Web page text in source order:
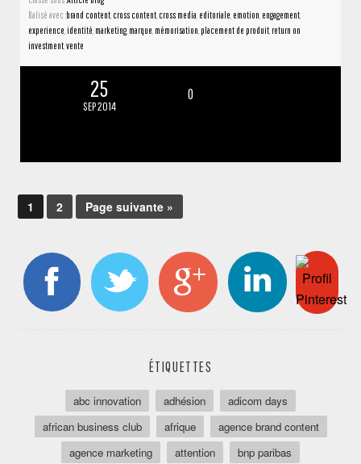
Balisé avec :brand content, cross content, cross media editoriale emotion engagement,
experience identité marketing, marque mémorisation placement de produit, return on
investment, vente
25
SEP 2014
0
1 2 Page suivante »
ÉTIQUETTES
abc innovation adhésion
adicom days
african business club
afrique
agence brand content
agence marketing
attention
bnp paribas